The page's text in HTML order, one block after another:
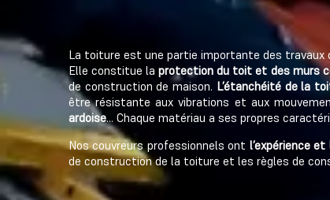
La toiture est une partie importante des travaux
Elle constitue la protection du toit et des murs
de construction de maison. L’étanchéité de la
être résistante aux vibrations et aux
ardoise… Chaque matériau a ses propres
Nos couvreurs professionnels ont l’expérience
de construction de la toiture et les règles de